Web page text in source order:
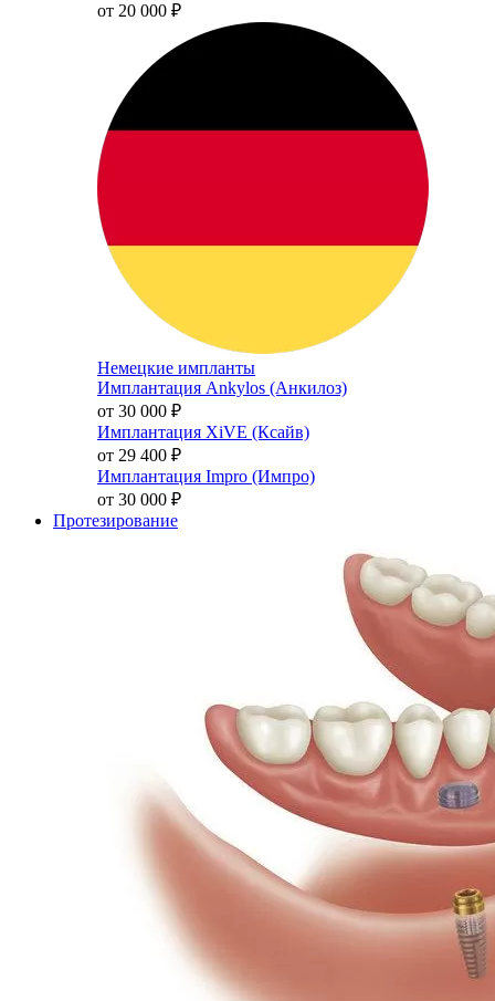
от 20 000 ₽
Немецкие импланты
Имплантация Ankylos (Анкилоз)
от 30 000 ₽
Имплантация XiVE (Ксайв)
от 29 400 ₽
Имплантация Impro (Импро)
от 30 000 ₽
Протезирование